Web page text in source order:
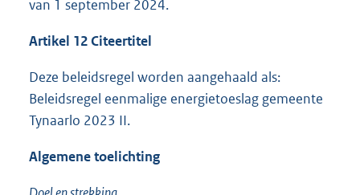
van 1 september 2024.
Artikel 12 Citeertitel
Deze beleidsregel worden aangehaald als:
Beleidsregel eenmalige energietoeslag gemeente
Tynaarlo 2023 II.
Algemene toelichting